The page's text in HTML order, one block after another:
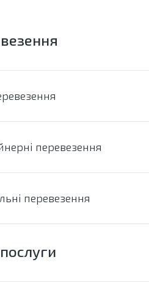
перевезення
перевезення